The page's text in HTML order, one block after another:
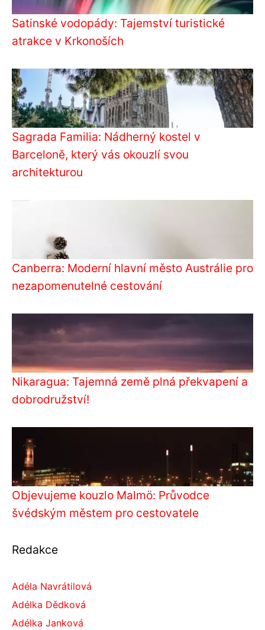
Satinské vodopády: Tajemství turistické
atrakce v Krkonoších
Sagrada Familia: Nádherný kostel v
Barceloně, který vás okouzlí svou
architekturou
Canberra: Moderní hlavní město Austrálie pro
nezapomenutelné cestování
Nikaragua: Tajemná země plná překvapení a
dobrodružství!
Objevujeme kouzlo Malmö: Průvodce
švédským městem pro cestovatele
Redakce
Adéla Navrátilová
Adélka Dědková
Adélka Janková